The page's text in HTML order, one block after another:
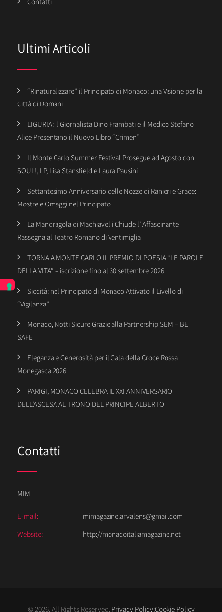
Ultimi Articoli
“Rinaturalizzare” il Principato di Monaco: una Visione per la
Città di Domani
LIGURIA: il Giornalista Dino Frambati e il Medico Stefano
Alice Presentano il Nuovo Libro “Crimen”
Il Monte Carlo Summer Festival Prosegue ad Agosto con
SOUL!, LP, Lisa Stansfield e Laura Pausini
Settantesimo Anniversario delle Nozze di Ranieri e Grace:
Mostre e Omaggi nel Principato
La Mandragola di Machiavelli Chiude l’ Affascinante
Rassegna al Teatro Romano di Ventimiglia
TORNA A MONTE CARLO IL PREMIO DI POESIA “LE PAROLE
DELLA VITA” – iscrizione fino al 30 settembre 2026
Siccità: nel Principato di Monaco Attivato il Livello di
“Vigilanza”
Monaco, Notti Sicure Grazie alla Partnership SBM – BE
SAFE
Eleganza e Generosità per il Gala della Croce Rossa
Monegasca 2026
PARIGI, MONACO CELEBRA IL XXI ANNIVERSARIO
DELL’ASCESA AL TRONO DEL PRINCIPE ALBERTO
Contatti
MIM
E-mail:
mimagazine.arvalens@gmail.com
Website:
http://monacoitaliamagazine.net
© 2026. All Rights Reserved. Privacy Policy;Cookie Policy